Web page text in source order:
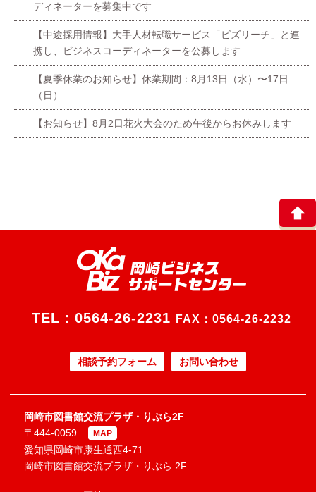
ディネーターを募集中です
【中途採用情報】大手人材転職サービス「ビズリーチ」と連
携し、ビジネスコーディネーターを公募します
【夏季休業のお知らせ】休業期間：8月13日（水）〜17日
（日）
【お知らせ】8月2日花火大会のため午後からお休みします
TEL： 0564-26-2231 FAX：0564-26-2232
相談予約フォーム お問い合わせ
岡崎市図書館交流プラザ・りぶら2F
〒444-0059
MAP
愛知県岡崎市康生通西4-71
岡崎市図書館交流プラザ・りぶら 2F